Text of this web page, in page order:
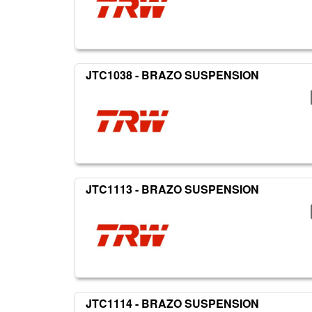
JTC1038 - BRAZO SUSPENSION
JTC1113 - BRAZO SUSPENSION
JTC1114 - BRAZO SUSPENSION